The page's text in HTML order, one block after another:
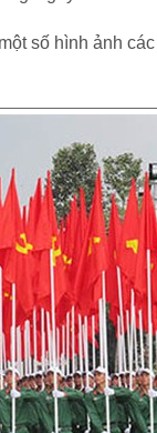
số hình ảnh